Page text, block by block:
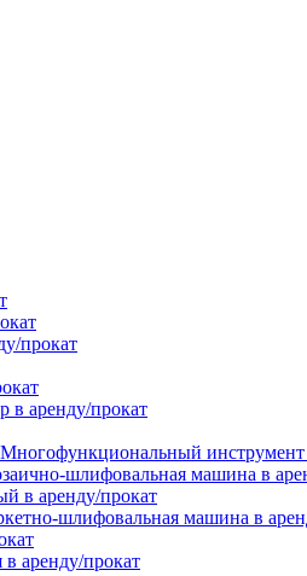
прокат
в аренду/прокат
Многофункциональный инструмент
шлифовальная машина в
в аренду/прокат
шлифовальная машина в
аренду/прокат